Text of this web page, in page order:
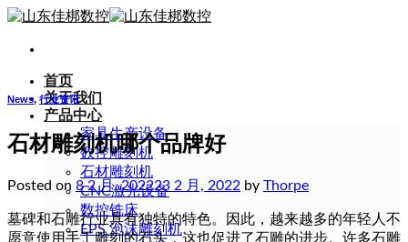
Skip
content
首页
关于我们
产品中心
家具生产设备
数控雕刻机
石材雕刻机
CNC激光设备
数控铣床
EPS 泡沫雕刻机
News, 行业资讯
石材雕刻机哪个品牌好
Posted on 8 2 月, 202223 2 月, 2022 by Thorpe
墓碑和石雕行业具有独特的特色。因此，越来越多的年轻人不
愿意使用手工雕刻的石头，这也促进了石雕的进步。许多石雕